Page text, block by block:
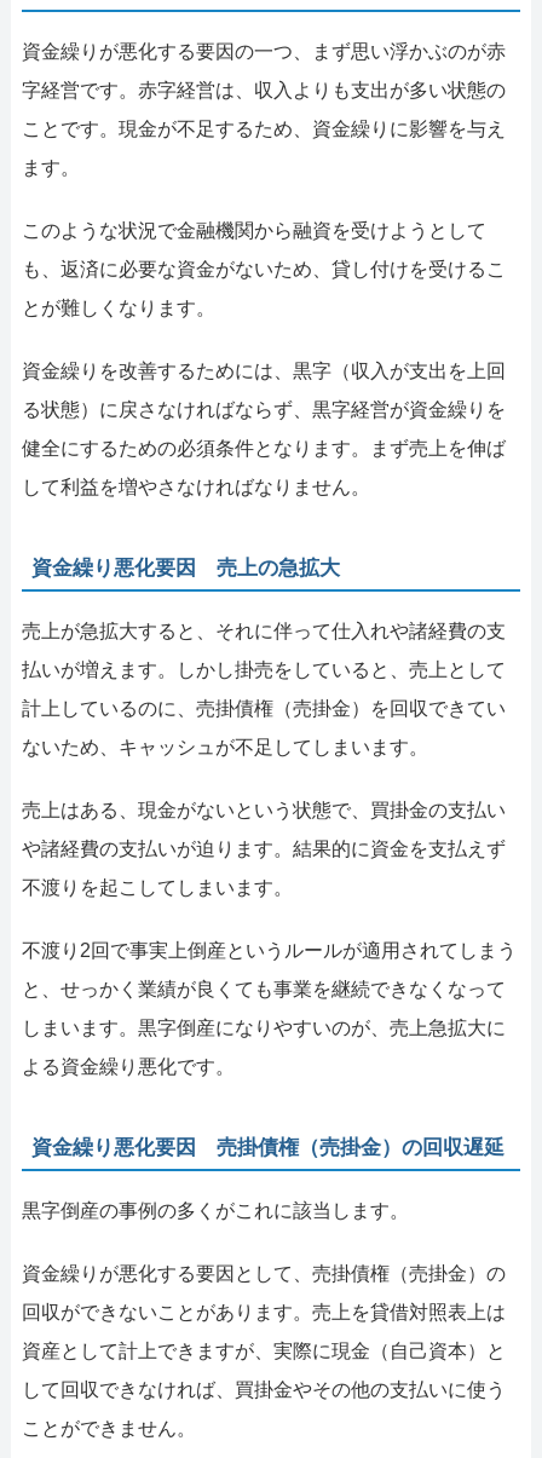
資金繰りが悪化する要因の一つ、まず思い浮かぶのが赤
字経営です。赤字経営は、収入よりも支出が多い状態の
ことです。現金が不足するため、資金繰りに影響を与え
ます。
このような状況で金融機関から融資を受けようとして
も、返済に必要な資金がないため、貸し付けを受けるこ
とが難しくなります。
資金繰りを改善するためには、黒字（収入が支出を上回
る状態）に戻さなければならず、黒字経営が資金繰りを
健全にするための必須条件となります。まず売上を伸ば
して利益を増やさなければなりません。
資金繰り悪化要因 売上の急拡大
売上が急拡大すると、それに伴って仕入れや諸経費の支
払いが増えます。しかし掛売をしていると、売上として
計上しているのに、売掛債権（売掛金）を回収できてい
ないため、キャッシュが不足してしまいます。
売上はある、現金がないという状態で、買掛金の支払い
や諸経費の支払いが迫ります。結果的に資金を支払えず
不渡りを起こしてしまいます。
不渡り2回で事実上倒産というルールが適用されてしまう
と、せっかく業績が良くても事業を継続できなくなって
しまいます。黒字倒産になりやすいのが、売上急拡大に
よる資金繰り悪化です。
資金繰り悪化要因 売掛債権（売掛金）の回収遅延
黒字倒産の事例の多くがこれに該当します。
資金繰りが悪化する要因として、売掛債権（売掛金）の
回収ができないことがあります。売上を貸借対照表上は
資産として計上できますが、実際に現金（自己資本）と
して回収できなければ、買掛金やその他の支払いに使う
ことができません。